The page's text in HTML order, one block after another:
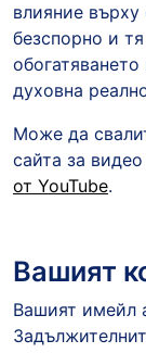
влияние
безспорно и
духовна
Може да
сайта за
от YouTube.
Вашият
Вашият имейл